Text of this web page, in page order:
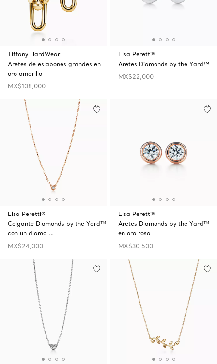
Tiffany HardWear
Aretes de eslabones grandes en
oro amarillo
MX$108,000
Elsa Peretti®
Aretes Diamonds by the Yard™
MX$22,000
Elsa Peretti®
Colgante Diamonds by the Yard™
con un diama …
MX$24,000
Elsa Peretti®
Aretes Diamonds by the Yard™
en oro rosa
MX$30,500